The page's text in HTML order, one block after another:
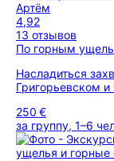
Артём
4,92
13 отзывов
По горным
Насладиться
Григорьевском
250 €
за группу, 1–6